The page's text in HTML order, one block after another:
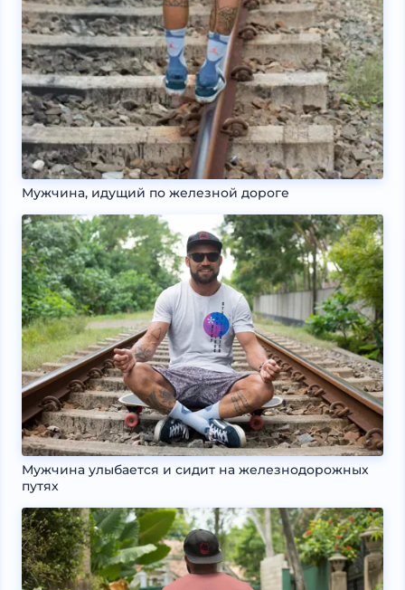
Мужчина, идущий по железной дороге
Мужчина улыбается и сидит на железнодорожных
путях